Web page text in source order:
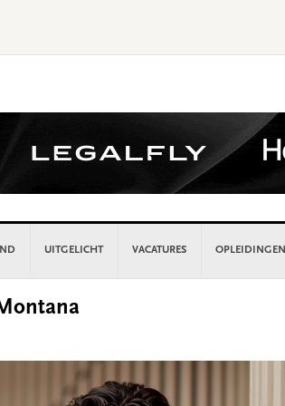
UITGELICHT VACATURES OPLEIDINGEN